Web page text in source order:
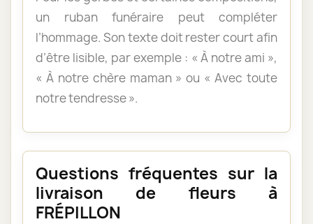
un ruban funéraire peut compléter
l’hommage. Son texte doit rester court afin
d’être lisible, par exemple : « À notre ami »,
« À notre chère maman » ou « Avec toute
notre tendresse ».
Questions fréquentes sur la
livraison de fleurs à
FRÉPILLON